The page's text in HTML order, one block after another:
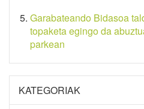
Garabateando Bidasoa
topaketa egingo da
parkean
KATEGORIAK